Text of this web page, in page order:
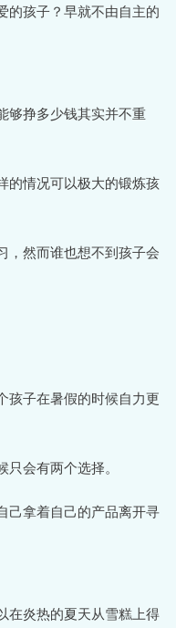
的孩子？早就不由自主的
够挣多少钱其实并不重
的情况可以极大的锻炼孩
，然而谁也想不到孩子会
孩子在暑假的时候自力更
会有两个选择。
己拿着自己的产品离开寻
在炎热的夏天从雪糕上得